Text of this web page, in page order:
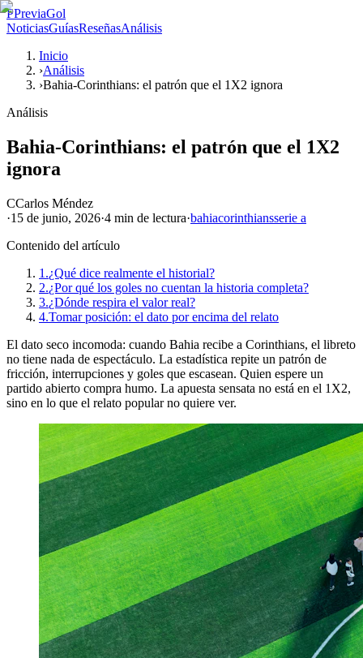
PPreviaGol
NoticiasGuíasReseñasAnálisis
Inicio
›Análisis
›Bahia-Corinthians: el patrón que el 1X2 ignora
Análisis
Bahia-Corinthians: el patrón que el 1X2
ignora
CCarlos Méndez
·15 de junio, 2026·4 min de lectura·bahiacorinthiansserie a
Contenido del artículo
1.¿Qué dice realmente el historial?
2.¿Por qué los goles no cuentan la historia completa?
3.¿Dónde respira el valor real?
4.Tomar posición: el dato por encima del relato
El dato seco incomoda: cuando Bahia recibe a Corinthians, el libreto
no tiene nada de espectáculo. La estadística repite un patrón de
fricción, interrupciones y goles que escasean. Quien espere un
partido abierto compra humo. La apuesta sensata no está en el 1X2,
sino en lo que el relato popular no quiere ver.